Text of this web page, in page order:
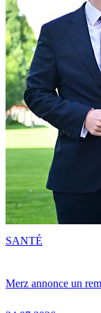
Merz annonce un
SANTÉ